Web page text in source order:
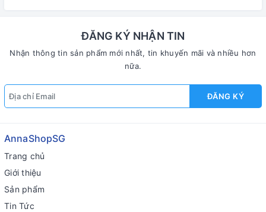
ĐĂNG KÝ NHẬN TIN
Nhận thông tin sản phẩm mới nhất, tin khuyến mãi và nhiều hơn
nữa.
ĐĂNG KÝ
AnnaShopSG
Trang chủ
Giới thiệu
Sản phẩm
Tin Tức